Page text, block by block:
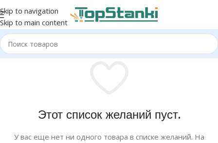
Skip to navigation
Skip to main content
Этот список желаний пуст.
У вас еще нет ни одного товара в списке желаний. На